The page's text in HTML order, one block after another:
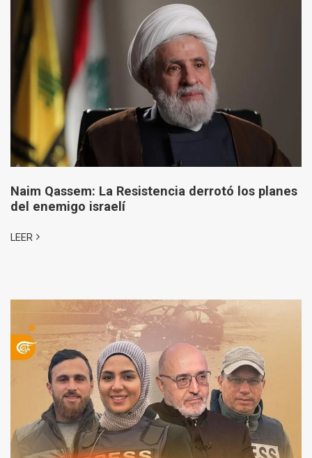
Naim Qassem: La Resistencia derrotó los planes
del enemigo israelí
LEER